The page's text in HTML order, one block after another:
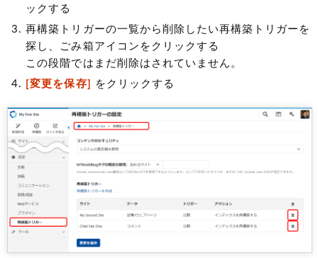
ックする
再構築トリガーの一覧から削除したい再構築トリガーを
探し、ごみ箱アイコンをクリックする
この段階ではまだ削除はされていません。
[変更を保存]
をクリックする